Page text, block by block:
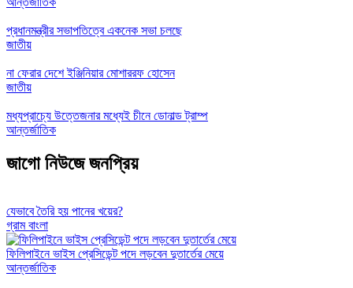
প্রধানমন্ত্রীর সভাপতিত্বে একনেক সভা চলছে
জাতীয়
না ফেরার দেশে ইঞ্জিনিয়ার মোশাররফ হোসেন
জাতীয়
মধ্যপ্রাচ্যে উত্তেজনার মধ্যেই চীনে ডোনাল্ড ট্রাম্প
আন্তর্জাতিক
জাগো নিউজে জনপ্রিয়
যেভাবে তৈরি হয় পানের খয়ের?
গ্রাম বাংলা
ফিলিপাইনে ভাইস প্রেসিডেন্ট পদে লড়বেন দুতার্তের মেয়ে
আন্তর্জাতিক